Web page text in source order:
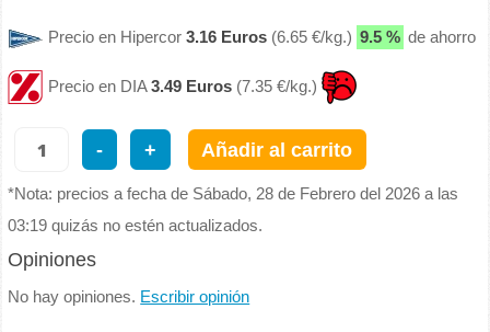
Precio en Hipercor3.16 Euros (6.65 €/kg.) 9.5 % de ahorro
Precio en DIA3.49 Euros (7.35 €/kg.)
- + Añadir al carrito
*Nota: precios a fecha de Sábado, 28 de Febrero del 2026 a las
03:19 quizás no estén actualizados.
Opiniones
No hay opiniones. Escribir opinión